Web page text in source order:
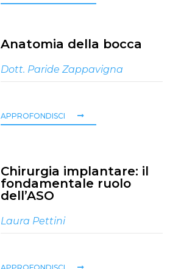
Anatomia della bocca
Dott. Paride Zappavigna
APPROFONDISCI
Chirurgia implantare: il
fondamentale ruolo
dell’ASO
Laura Pettini